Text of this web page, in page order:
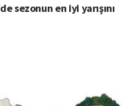
sezonun en iyi yarışını